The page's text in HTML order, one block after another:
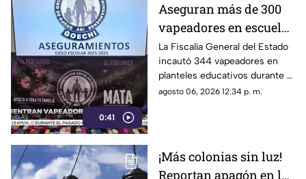
0:41
Aseguran más de 300
vapeadores en escuelas
de Chihuahua; detectan
dispositivo wax
La Fiscalía General del Estado
incautó 344 vapeadores en
planteles educativos durante el
ciclo escolar 2025-2026; 36
agosto 06, 2026 12:34 p. m.
¡Más colonias sin luz!
Reportan apagón en la